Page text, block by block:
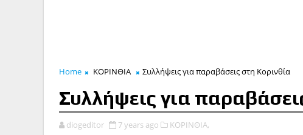
Home ΚΟΡΙΝΘΙΑ Συλλήψεις για παραβάσεις στη Κορινθία
Συλλήψεις για
diogeditor 7 years ago ΚΟΡΙΝΘΙΑ,